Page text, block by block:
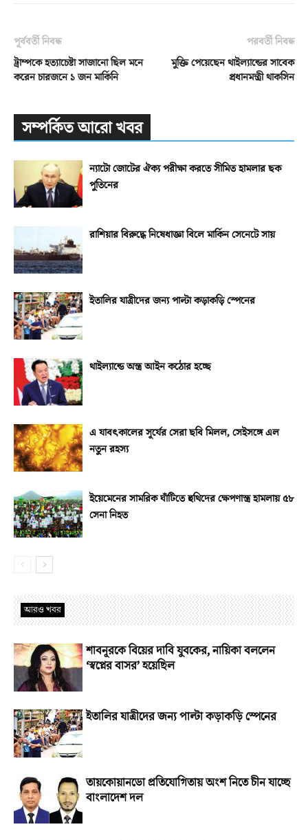
পূর্ববর্তী নিবন্ধ
ট্রাম্পকে হত্যাচেষ্টা সাজানো ছিল মনে
করেন চারজনে ১ জন মার্কিনি
পরবর্তী নিবন্ধ
মুক্তি পেয়েছেন থাইল্যান্ডের সাবেক
প্রধানমন্ত্রী থাকসিন
সম্পর্কিত আরো খবর
ন্যাটো জোটের ঐক্য পরীক্ষা করতে সীমিত হামলার ছক
পুতিনের
রাশিয়ার বিরুদ্ধে নিষেধাজ্ঞা বিলে মার্কিন সেনেটে সায়
ইতালির যাত্রীদের জন্য পাল্টা কড়াকড়ি স্পেনের
থাইল্যান্ডে অস্ত্র আইন কঠোর হচ্ছে
এ যাবৎকালের সূর্যের সেরা ছবি মিলল, সেইসঙ্গে এল
নতুন রহস্য
ইয়েমেনের সামরিক ঘাঁটিতে হুথিদের ক্ষেপণাস্ত্র হামলায় ৫৮
সেনা নিহত
আরও খবর
শাবনূরকে বিয়ের দাবি যুবকের, নায়িকা বললেন
‘স্বপ্নের বাসর’ হয়েছিল
ইতালির যাত্রীদের জন্য পাল্টা কড়াকড়ি স্পেনের
তায়কোয়ানডো প্রতিযোগিতায় অংশ নিতে চীন যাচ্ছে
বাংলাদেশ দল